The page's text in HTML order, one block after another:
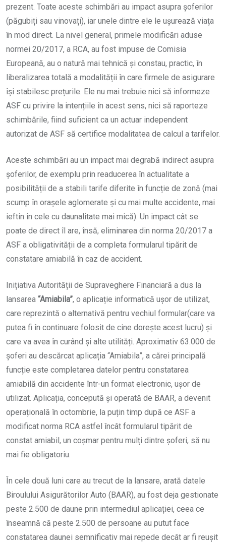
prezent. Toate aceste schimbări au impact asupra șoferilor
(păgubiți sau vinovați), iar unele dintre ele le ușurează viața
în mod direct. La nivel general, primele modificări aduse
normei 20/2017, a RCA, au fost impuse de Comisia
Europeană, au o natură mai tehnică și constau, practic, în
liberalizarea totală a modalității în care firmele de asigurare
își stabilesc prețurile. Ele nu mai trebuie nici să informeze
ASF cu privire la intențiile în acest sens, nici să raporteze
schimbările, fiind suficient ca un actuar independent
autorizat de ASF să certifice modalitatea de calcul a tarifelor.
Aceste schimbări au un impact mai degrabă indirect asupra
șoferilor, de exemplu prin readucerea în actualitate a
posibilității de a stabili tarife diferite în funcție de zonă (mai
scump în orașele aglomerate și cu mai multe accidente, mai
ieftin în cele cu daunalitate mai mică). Un impact cât se
poate de direct îl are, însă, eliminarea din norma 20/2017 a
ASF a obligativității de a completa formularul tipărit de
constatare amiabilă în caz de accident.
Inițiativa Autorității de Supraveghere Financiară a dus la
lansarea “Amiabila”, o aplicație informatică ușor de utilizat,
care reprezintă o alternativă pentru vechiul formular(care va
putea fi în continuare folosit de cine dorește acest lucru) și
care va avea în curând și alte utilități. Aproximativ 63.000 de
șoferi au descărcat aplicația “Amiabila”, a cărei principală
funcție este completarea datelor pentru constatarea
amiabilă din accidente într-un format electronic, ușor de
utilizat. Aplicația, concepută și operată de BAAR, a devenit
operațională în octombrie, la puțin timp după ce ASF a
modificat norma RCA astfel încât formularul tipărit de
constat amiabil, un coșmar pentru mulți dintre șoferi, să nu
mai fie obligatoriu.
În cele două luni care au trecut de la lansare, arată datele
Biroulului Asigurătorilor Auto (BAAR), au fost deja gestionate
peste 2.500 de daune prin intermediul aplicației, ceea ce
înseamnă că peste 2.500 de persoane au putut face
constatarea daunei semnificativ mai repede decât ar fi reușit